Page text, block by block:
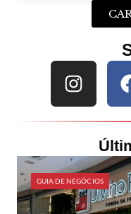
GUIA DE NEGÓCIOS